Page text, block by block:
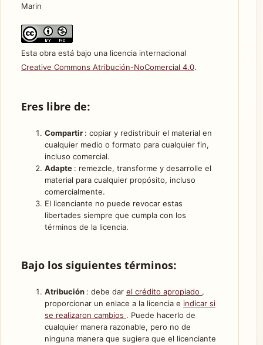
Marin
Esta obra está bajo una licencia internacional
Creative Commons Atribución-NoComercial 4.0.
Eres libre de:
Compartir : copiar y redistribuir el material en
cualquier medio o formato para cualquier fin,
incluso comercial.
Adapte : remezcle, transforme y desarrolle el
material para cualquier propósito, incluso
comercialmente.
El licenciante no puede revocar estas
libertades siempre que cumpla con los
términos de la licencia.
Bajo los siguientes términos:
Atribución : debe dar el crédito apropiado ,
proporcionar un enlace a la licencia e indicar si
se realizaron cambios . Puede hacerlo de
cualquier manera razonable, pero no de
ninguna manera que sugiera que el licenciante